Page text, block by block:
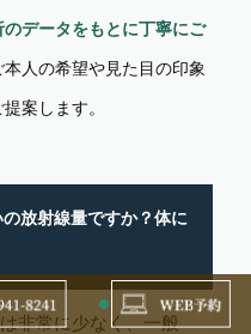
データをもとに丁寧にご
人の希望や見た目の印象
案します。
放射線量ですか？体に
非常に少なく、一般